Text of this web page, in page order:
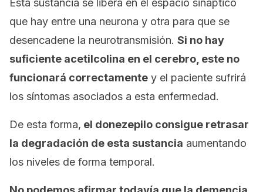
Esta sustancia se libera en el espacio sináptico
que hay entre una neurona y otra para que se
desencadene la neurotransmisión. Si no hay
suficiente acetilcolina en el cerebro, este no
funcionará correctamente y el paciente sufrirá
los síntomas asociados a esta enfermedad.
De esta forma, el donezepilo consigue retrasar
la degradación de esta sustancia aumentando
los niveles de forma temporal.